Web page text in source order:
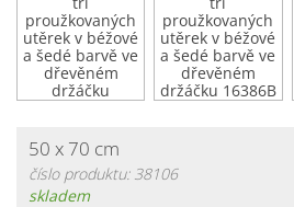
50 x 70 cm
číslo produktu: 38106
skladem